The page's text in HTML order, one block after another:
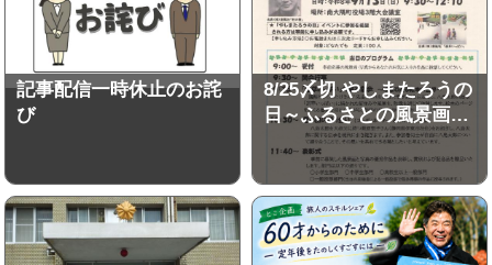
記事配信一時休止のお詫
び
8/25〆切 やしまたろうの
日～ふるさとの風景画…